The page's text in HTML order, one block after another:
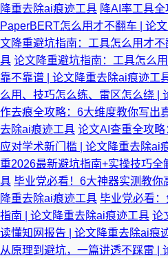
降重去除ai痕迹工具 降AI率工具全
PaperBERT怎么用才不翻车 | 论
文降重避坑指南：工具怎么用才
具 论文降重避坑指南：工具怎么
靠不靠谱 | 论文降重去除ai痕迹工
么用、技巧怎么练、雷区怎么绕 |
作去痕全攻略：6大维度教你写出
去除ai痕迹工具 论文AI查重全攻
应对学术新门槛 | 论文降重去除ai
重2026最新避坑指南+实操技巧
具 毕业党必看！6大神器实测教你
降重去除ai痕迹工具 毕业党必看
指南 | 论文降重去除ai痕迹工具 论
读懂知网报告 | 论文降重去除ai痕
从原理到避坑，一篇讲透不踩雷 |